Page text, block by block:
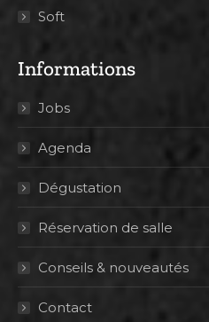
Soft
Informations
Jobs
Agenda
Dégustation
Réservation de salle
Conseils & nouveautés
Contact